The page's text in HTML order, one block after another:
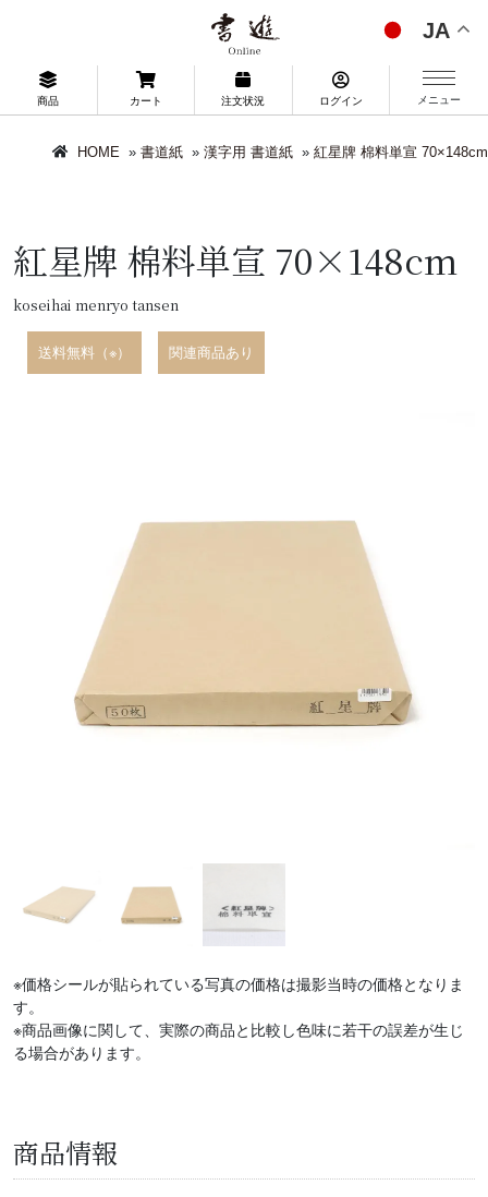
JA
商品 カート 注文状況 ログイン メニュー
HOME » 書道紙 » 漢字用 書道紙 » 紅星牌 棉料単宣 70×148cm
紅星牌 棉料単宣 70×148cm
koseihai menryo tansen
送料無料（※） 関連商品あり
※価格シールが貼られている写真の価格は撮影当時の価格となりま
す。
※商品画像に関して、実際の商品と比較し色味に若干の誤差が生じ
る場合があります。
商品情報